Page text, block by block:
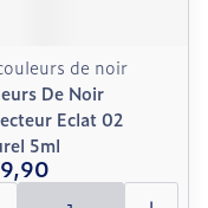
de noir
De Noir
Eclat 02
5ml